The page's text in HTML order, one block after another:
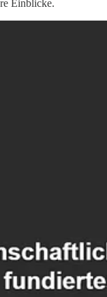
Einblicke.